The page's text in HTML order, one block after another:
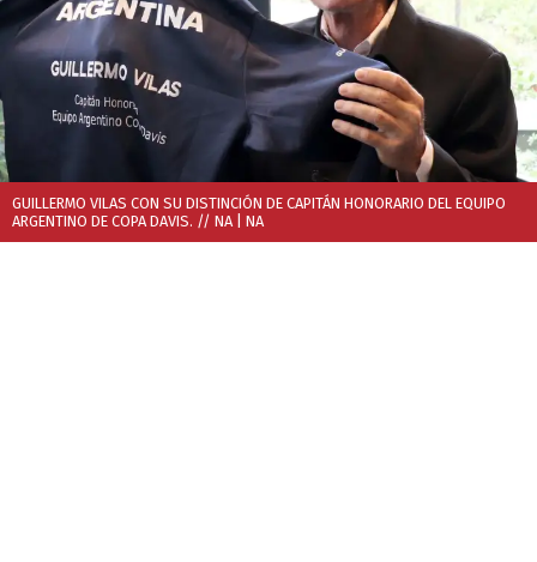
GUILLERMO VILAS CON SU DISTINCIÓN DE CAPITÁN HONORARIO DEL EQUIPO
ARGENTINO DE COPA DAVIS. // NA | NA